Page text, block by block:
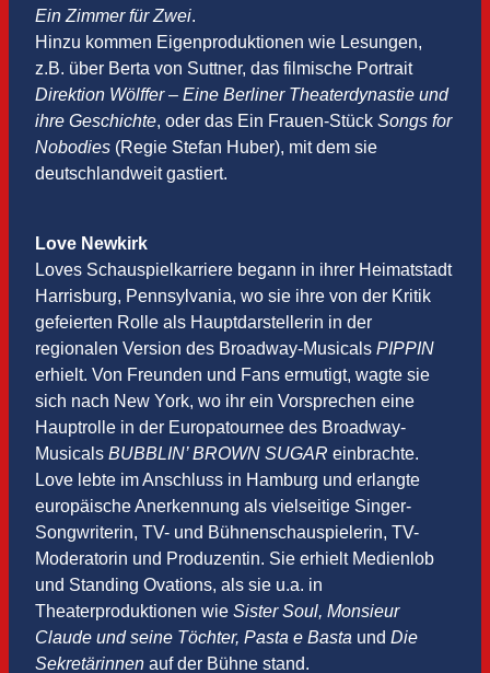
Ein Zimmer für Zwei.
Hinzu kommen Eigenproduktionen wie Lesungen,
z.B. über Berta von Suttner, das filmische Portrait
Direktion Wölffer – Eine Berliner Theaterdynastie und
ihre Geschichte, oder das Ein Frauen-Stück Songs for
Nobodies (Regie Stefan Huber), mit dem sie
deutschlandweit gastiert.
Love Newkirk
Loves Schauspielkarriere begann in ihrer Heimatstadt
Harrisburg, Pennsylvania, wo sie ihre von der Kritik
gefeierten Rolle als Hauptdarstellerin in der
regionalen Version des Broadway-Musicals PIPPIN
erhielt. Von Freunden und Fans ermutigt, wagte sie
sich nach New York, wo ihr ein Vorsprechen eine
Hauptrolle in der Europatournee des Broadway-
Musicals BUBBLIN’ BROWN SUGAR einbrachte.
Love lebte im Anschluss in Hamburg und erlangte
europäische Anerkennung als vielseitige Singer-
Songwriterin, TV- und Bühnenschauspielerin, TV-
Moderatorin und Produzentin. Sie erhielt Medienlob
und Standing Ovations, als sie u.a. in
Theaterproduktionen wie Sister Soul, Monsieur
Claude und seine Töchter, Pasta e Basta und Die
Sekretärinnen auf der Bühne stand.